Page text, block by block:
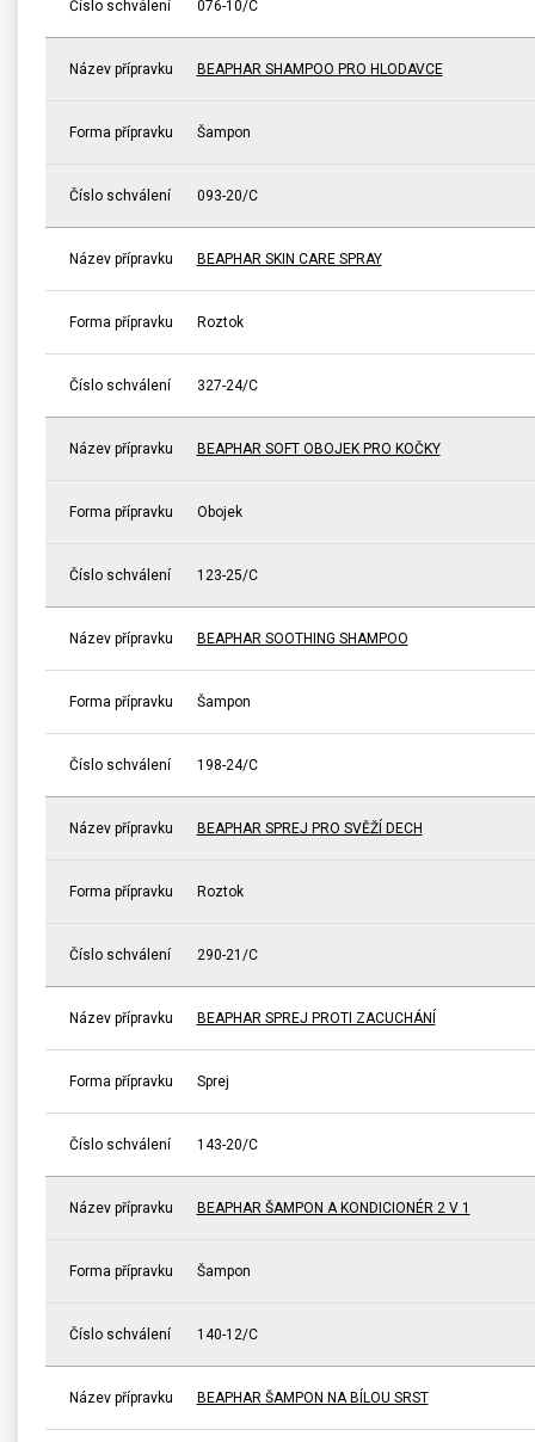
Číslo schválení 076-10/C
Název přípravku BEAPHAR SHAMPOO PRO HLODAVCE
Forma přípravku Šampon
Číslo schválení 093-20/C
Název přípravku BEAPHAR SKIN CARE SPRAY
Forma přípravku Roztok
Číslo schválení 327-24/C
Název přípravku BEAPHAR SOFT OBOJEK PRO KOČKY
Forma přípravku Obojek
Číslo schválení 123-25/C
Název přípravku BEAPHAR SOOTHING SHAMPOO
Forma přípravku Šampon
Číslo schválení 198-24/C
Název přípravku BEAPHAR SPREJ PRO SVĚŽÍ DECH
Forma přípravku Roztok
Číslo schválení 290-21/C
Název přípravku BEAPHAR SPREJ PROTI ZACUCHÁNÍ
Forma přípravku Sprej
Číslo schválení 143-20/C
Název přípravku BEAPHAR ŠAMPON A KONDICIONÉR 2 V 1
Forma přípravku Šampon
Číslo schválení 140-12/C
Název přípravku BEAPHAR ŠAMPON NA BÍLOU SRST